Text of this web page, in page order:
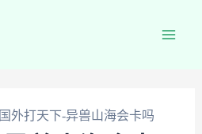
国外打天下-异兽山海会卡吗